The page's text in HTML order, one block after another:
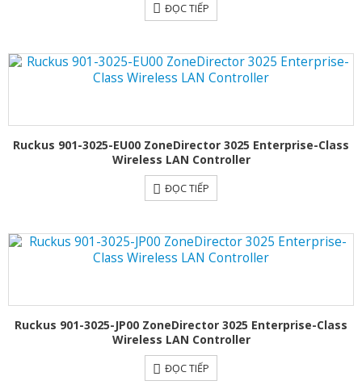
ĐỌC TIẾP
Ruckus 901-3025-EU00 ZoneDirector 3025 Enterprise-Class
Wireless LAN Controller
ĐỌC TIẾP
Ruckus 901-3025-JP00 ZoneDirector 3025 Enterprise-Class
Wireless LAN Controller
ĐỌC TIẾP